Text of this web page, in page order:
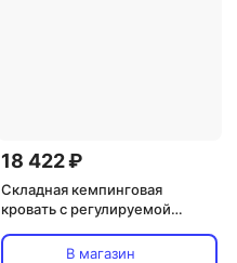
18 422 ₽
Складная кемпинговая
кровать с регулируемой
В магазин